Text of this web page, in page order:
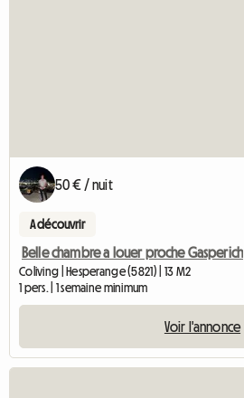
50 € / nuit
A découvrir
Belle chambre a louer proche Gasperich
Coliving | Hesperange (5821) | 13 M2
1 pers. | 1 semaine minimum
Voir l'annonce